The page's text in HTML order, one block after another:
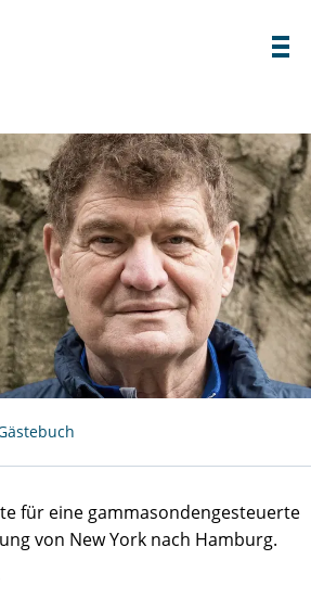
für eine gammasondengesteuerte
von New York nach Hamburg.